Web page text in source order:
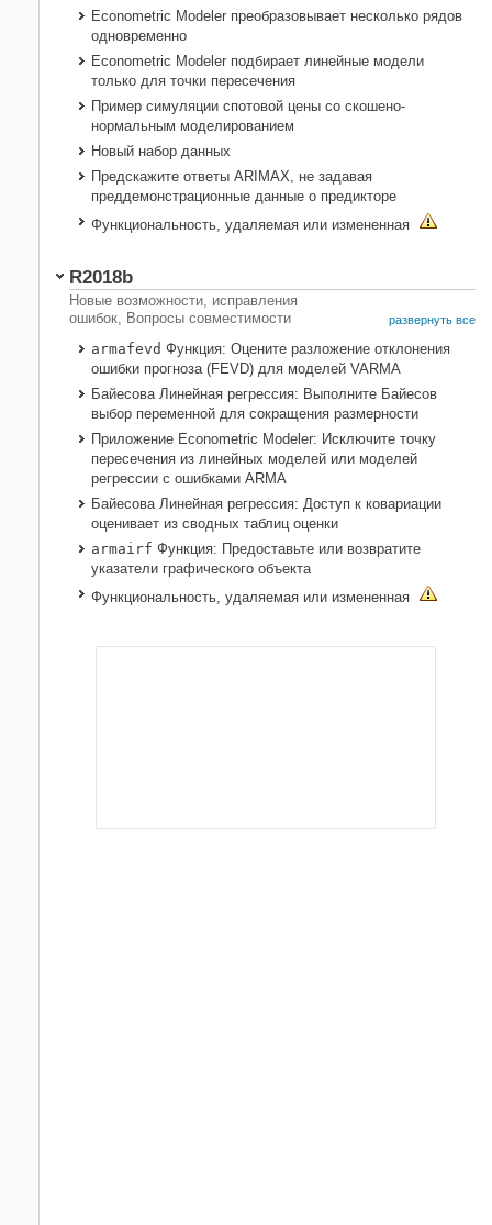
Econometric Modeler преобразовывает несколько рядов
одновременно
Econometric Modeler подбирает линейные модели
только для точки пересечения
Пример симуляции спотовой цены со скошено-
нормальным моделированием
Новый набор данных
Предскажите ответы ARIMAX, не задавая
преддемонстрационные данные о предикторе
Функциональность, удаляемая или измененная
R2018b
Новые возможности, исправления
ошибок, Вопросы совместимости
развернуть все
armafevd Функция: Оцените разложение отклонения
ошибки прогноза (FEVD) для моделей VARMA
Байесова Линейная регрессия: Выполните Байесов
выбор переменной для сокращения размерности
Приложение Econometric Modeler: Исключите точку
пересечения из линейных моделей или моделей
регрессии с ошибками ARMA
Байесова Линейная регрессия: Доступ к ковариации
оценивает из сводных таблиц оценки
armairf Функция: Предоставьте или возвратите
указатели графического объекта
Функциональность, удаляемая или измененная